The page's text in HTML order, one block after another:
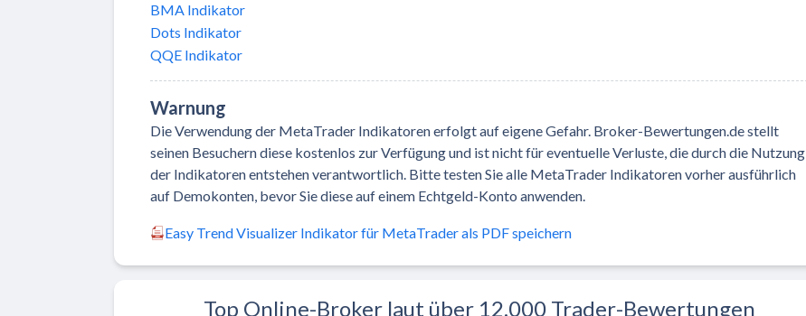
BMA Indikator
Dots Indikator
QQE Indikator
Warnung
Die Verwendung der MetaTrader Indikatoren erfolgt auf eigene Gefahr. Broker-Bewertungen.de stellt
seinen Besuchern diese kostenlos zur Verfügung und ist nicht für eventuelle Verluste, die durch die Nutzung
der Indikatoren entstehen verantwortlich. Bitte testen Sie alle MetaTrader Indikatoren vorher ausführlich
auf Demokonten, bevor Sie diese auf einem Echtgeld-Konto anwenden.
Easy Trend Visualizer Indikator für MetaTrader als PDF speichern
Top Online-Broker laut über 12.000 Trader-Bewertungen